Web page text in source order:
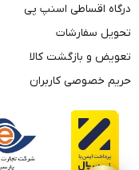
درگاه اقساطی اسنپ پی
تحویل سفارشات
تعویض و بازگشت کالا
حریم خصوصی کاربران